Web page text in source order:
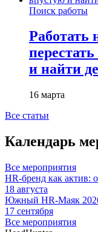
Поиск работы
Работать
и найти
16 марта
Все статьи
Календарь
Все мероприятия
HR-бренд как актив:
18 августа
Южный HR-Маяк
17 сентября
Все мероприятия